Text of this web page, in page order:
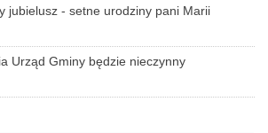
jubielusz - setne urodziny pani Marii
Urząd Gminy będzie nieczynny